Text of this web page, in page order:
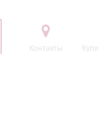
Контакты